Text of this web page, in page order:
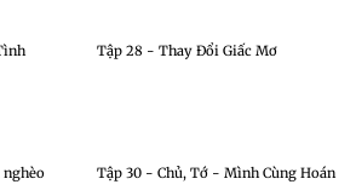
Tập 28 - Thay Đổi Giấc Mơ
Tập 30 - Chủ, Tớ - Mình Cùng Hoán